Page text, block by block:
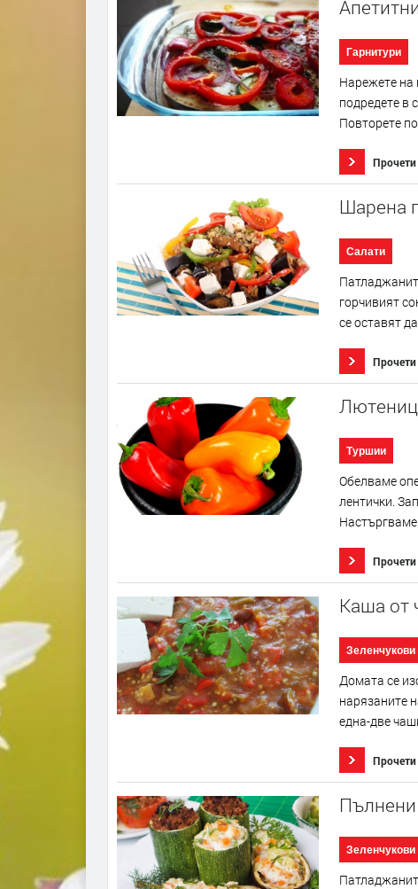
Гарнитури
Нарежете на
подредете в
Повторете
Прочети
Шарена
Салати
горчивият
се оставят
Прочети
Туршии
Обелваме
лентички.
Прочети
Каша от
Зеленчукови
Домата се
нарязаните
една-две
Прочети
Зеленчукови